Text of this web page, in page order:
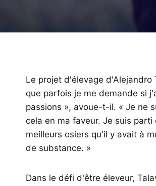
Le projet d'élevage
que parfois je me demande si
passions », avoue-t-il. « Je ne
cela en ma faveur. Je suis
meilleurs osiers qu'il y avait à
de substance. »
Dans le défi d'être éleveur,